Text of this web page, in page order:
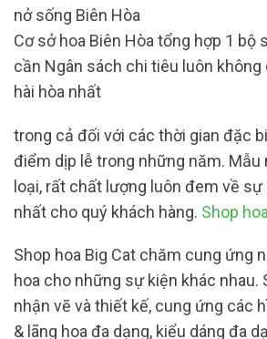
nở sống Biên Hòa
Cơ sở hoa Biên Hòa tổng hợp 1 bộ
cần Ngân sách chi tiêu luôn không
hài hòa nhất
trong cả đối với các thời gian đặc
điểm dịp lễ trong những năm. Mẫu
loại, rất chất lượng luôn đem về sự
nhất cho quý khách hàng. Shop
Shop hoa Big Cat chăm cung ứng
hoa cho những sự kiện khác nhau.
nhận vẽ và thiết kế, cung ứng các
& lãng hoa đa dạng, kiểu dáng đa